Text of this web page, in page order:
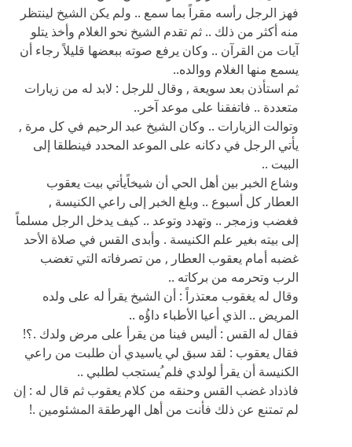
ثم استأذن بعد سويعة , وقال للرجل :‍‍‍ لابد له من زيارات
متعددة .. فاتفقنا على موعد آخر..
وتوالت الزيارات .. وكان الشيخ عبد الرحيم في كل مرة ,
يأتي الرجل في دكانه على الموعد المحدد فينطلقا إلى
البيت ..
وشاع الخبر بين أهل الحي أن شيخاًيأتي بيت يعقوب
العطار كل أسبوع .. وبلغ الخبر إلى راعي الكنيسة ,
فغضب وزمجر .. وتهدد وتوعد .. كيف يدخل الرجل مسلماً
إلى بيته بغير علم الكنيسة .‍ وأبدى القس في صلاة الأحد
غضبه أمام يعقوب العطار , من تصرفاته التي تغضب
الرب وتحرمه من بركاته ..
وقال له يغقوب معتذراً : أن الشيخ يقرأ له على ولده
المريض .. الذي أعيا الأطباء داؤُه ..
فقال له القس : أليس فينا من يقرأ على مرض ولدك .؟‍‍‍‍‍‍‍‍!
فقال يعقوب : لقد سبق لي ياسيدي أن طلبت من راعي
الكنيسة أن يقرأ لولدي فلم ُيستجب لطلبي ..‍
فاذداد غضب القس وحنقه من كلام يعقوب ثم قال له : إن
لم تمتنع عن ذلك فأنت من أهل الهرطقة المشئومين .‍!
------------------